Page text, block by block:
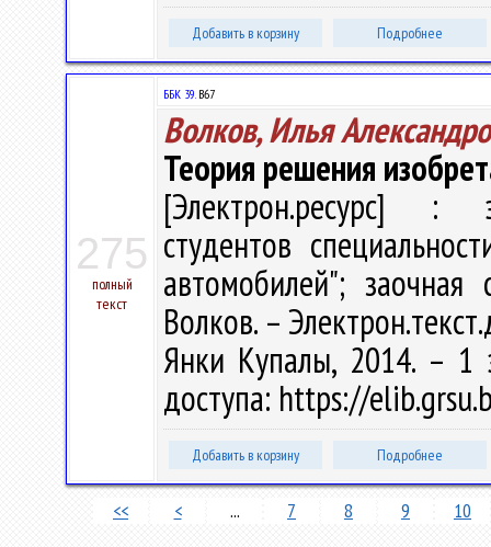
Добавить в корзину Подробнее
275
полный
текст
ББК 39.В67
Волков, Илья
Теория решения
[Электрон.ресурс] :
студентов
автомобилей";
Волков. –
Янки Купалы, 2014. – 1
доступа: https://
Добавить в корзину Подробнее
<< < ... 7 8 9 10